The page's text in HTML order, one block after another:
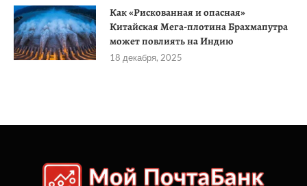
Как «Рискованная и опасная»
Китайская Мега-плотина Брахмапутра
может повлиять на Индию
18 декабря, 2025